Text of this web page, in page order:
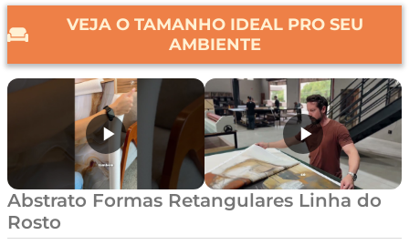
VEJA O TAMANHO IDEAL PRO SEU
AMBIENTE
Abstrato Formas Retangulares Linha do
Rosto